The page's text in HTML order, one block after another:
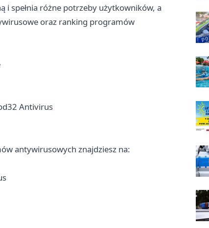
i spełnia różne potrzeby użytkowników, a
oraz ranking programów
Antivirus
antywirusowych znajdziesz na: